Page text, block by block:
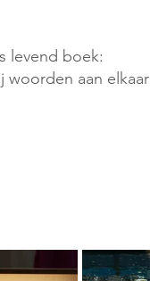
levend boek:
woorden aan elkaar